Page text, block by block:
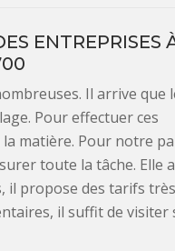
ENTREPRISES
Il arrive que
Pour effectuer ces
matière. Pour notre
toute la tâche. Elle
il propose des tarifs très
il suffit de visiter